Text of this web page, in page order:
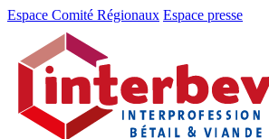
Aller
Aller
contenu
Espace Comité Régionaux Espace presse